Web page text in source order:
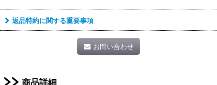
返品特約に関する重要事項
お問い合わせ
商品詳細